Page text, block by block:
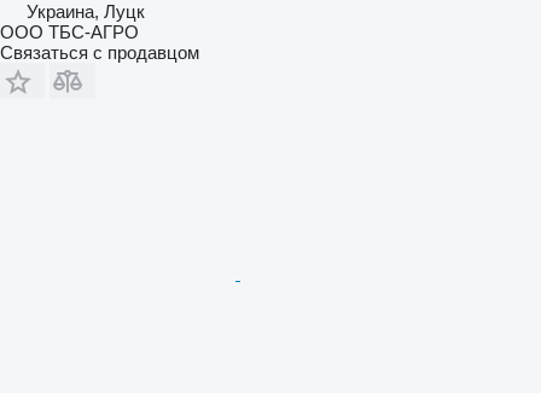
Украина, Луцк
ООО ТБС-АГРО
Связаться с продавцом